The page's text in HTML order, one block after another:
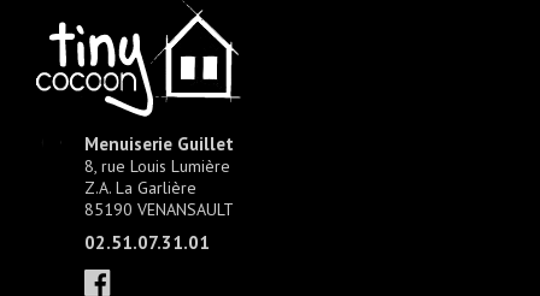
Menuiserie Guillet
8, rue Louis Lumière
Z.A. La Garlière
85190 VENANSAULT
02.51.07.31.01